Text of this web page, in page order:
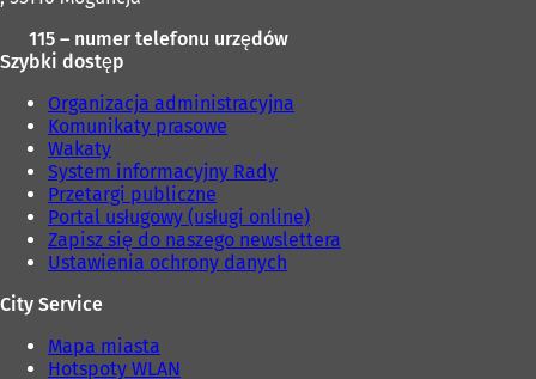
115 – numer telefonu urzędów
Szybki dostęp
Organizacja administracyjna
Komunikaty prasowe
Wakaty
System informacyjny Rady
Przetargi publiczne
Portal usługowy (usługi online)
Zapisz się do naszego newslettera
Ustawienia ochrony danych
City Service
Mapa miasta
Hotspoty WLAN